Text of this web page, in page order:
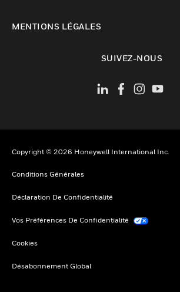
MENTIONS LÉGALES
SUIVEZ-NOUS
Copyright © 2026 Honeywell International Inc.
Conditions Générales
Déclaration De Confidentialité
Vos Préférences De Confidentialité
Cookies
Désabonnement Global